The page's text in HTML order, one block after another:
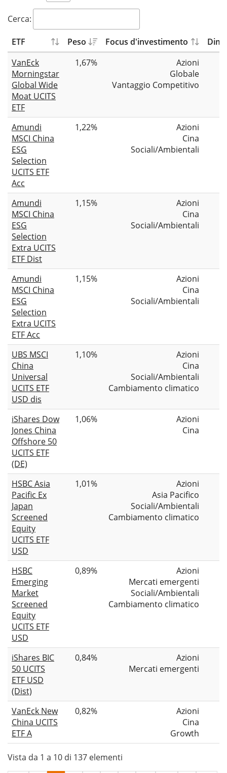
Cerca:
ETF Peso Focus d'investimento
VanEck
Morningstar
Global Wide
Moat UCITS
ETF
1,67%
Azioni
Globale
Vantaggio Competitivo
Amundi
MSCI China
ESG
Selection
UCITS ETF
Acc
1,22%
Azioni
Cina
Sociali/Ambientali
Amundi
MSCI China
ESG
Selection
Extra UCITS
ETF Dist
1,15%
Azioni
Cina
Sociali/Ambientali
Amundi
MSCI China
ESG
Selection
Extra UCITS
ETF Acc
1,15%
Azioni
Cina
Sociali/Ambientali
UBS MSCI
China
Universal
UCITS ETF
USD dis
1,10%
Azioni
Cina
Sociali/Ambientali
Cambiamento climatico
iShares Dow
Jones China
Offshore 50
UCITS ETF
(DE)
1,06%
Azioni
Cina
HSBC Asia
Pacific Ex
Japan
Screened
Equity
UCITS ETF
USD
1,01%
Azioni
Asia Pacifico
Sociali/Ambientali
Cambiamento climatico
HSBC
Emerging
Market
Screened
Equity
UCITS ETF
USD
0,89%
Azioni
Mercati emergenti
Sociali/Ambientali
Cambiamento climatico
iShares BIC
50 UCITS
ETF USD
(Dist)
0,84%
Azioni
Mercati emergenti
VanEck New
China UCITS
ETF A
0,82%
Azioni
Cina
Growth
Vista da 1 a 10 di 137 elementi